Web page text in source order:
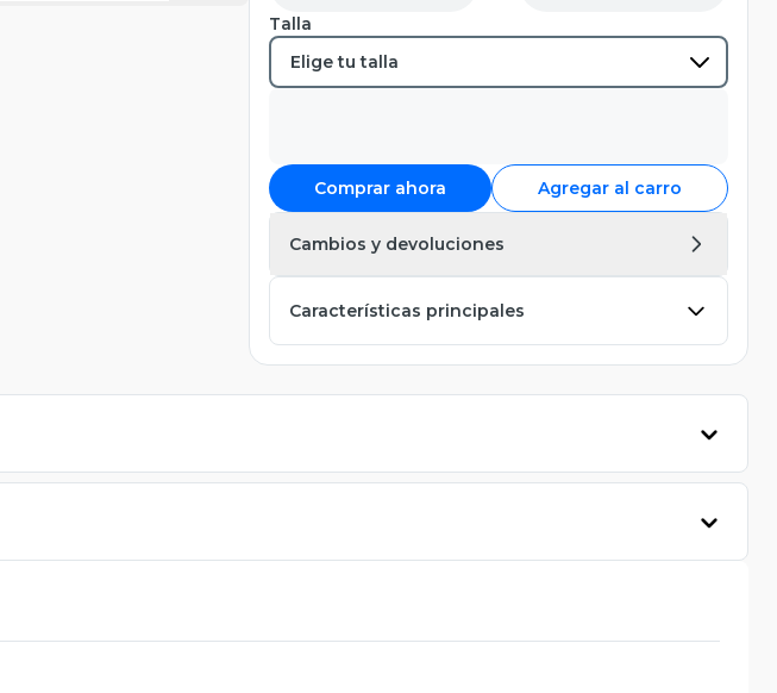
Talla
Comprar ahora Agregar al carro
Cambios y devoluciones
Características principales